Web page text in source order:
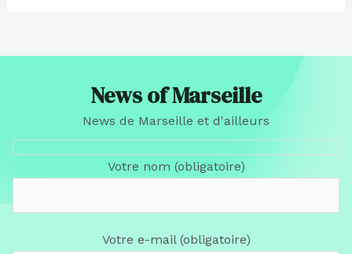
News of Marseille
News de Marseille et d'ailleurs
Votre nom (obligatoire)
Votre e-mail (obligatoire)